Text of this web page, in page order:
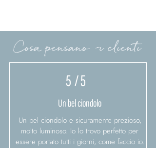
Cosa pensano i clienti
5/ 5
Un bel ciondolo
Un bel ciondolo e sicuramente prezioso,
molto luminoso. Io lo trovo perfetto per
essere portato tutti i giorni, come faccio io.